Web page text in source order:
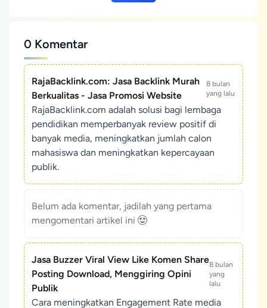
0 Komentar
RajaBacklink.com: Jasa Backlink Murah
Berkualitas - Jasa Promosi Website
8 bulan
yang lalu
RajaBacklink.com adalah solusi bagi lembaga
pendidikan memperbanyak review positif di
banyak media, meningkatkan jumlah calon
mahasiswa dan meningkatkan kepercayaan
publik.
Belum ada komentar, jadilah yang pertama
mengomentari artikel ini
Jasa Buzzer Viral View Like Komen Share
Posting Download, Menggiring Opini
Publik
8 bulan
yang
lalu
Cara meningkatkan Engagement Rate media